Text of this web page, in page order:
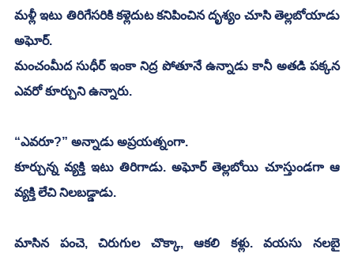
మళ్లీ ఇటు తిరిగేసరికి కళ్లెదుట కనిపించిన దృశ్యం చూసి తెల్లబోయాడు
అఘోర్.
మంచంమీద సుధీర్ ఇంకా నిద్ర పోతూనే ఉన్నాడు కానీ అతడి పక్కన
ఎవరో కూర్చుని ఉన్నారు.
“ఎవరూ?” అన్నాడు అప్రయత్నంగా.
కూర్చున్న వ్యక్తి ఇటు తిరిగాడు. అఘోర్ తెల్లబోయి చూస్తుండగా ఆ
వ్యక్తి లేచి నిలబడ్డాడు.
మాసిన పంచె, చిరుగుల చొక్కా, ఆకలి కళ్లు. వయసు నలబై